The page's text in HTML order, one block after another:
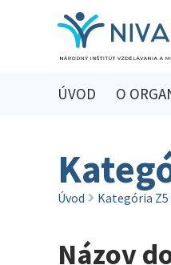
ÚVOD O
Úvod Kategória Z5
Názov